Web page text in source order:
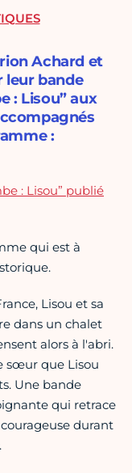
Achard et
leur bande
: Lisou” aux
:
: Lisou” publié
qui est à
Lisou et sa
dans un chalet
alors à l'abri.
sœur que Lisou
Une bande
qui retrace
durant